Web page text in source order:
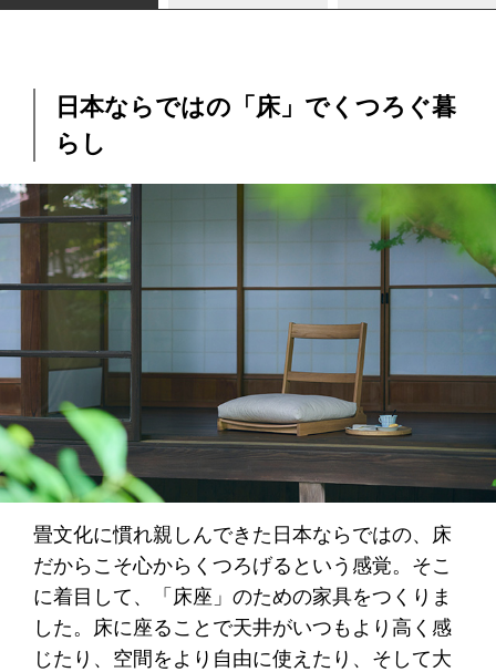
日本ならではの「床」でくつろぐ暮
らし
畳文化に慣れ親しんできた日本ならではの、床
だからこそ心からくつろげるという感覚。そこ
に着目して、「床座」のための家具をつくりま
した。床に座ることで天井がいつもより高く感
じたり、空間をより自由に使えたり、そして大